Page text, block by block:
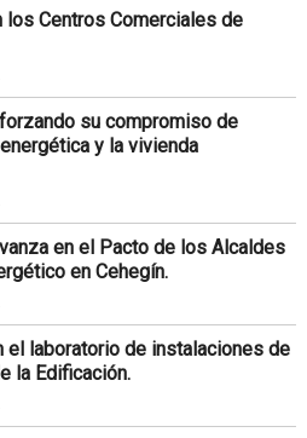
los Centros Comerciales de
su compromiso de
y la vivienda
en el Pacto de los Alcaldes
en Cehegín.
el laboratorio de instalaciones de
la Edificación.